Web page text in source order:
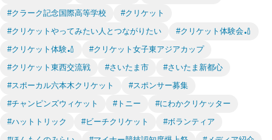
#クラーク記念国際高等学校
#クリケット
#クリケットやってみたい人とつながりたい
#クリケット体験会🏏
#クリケット体験🏏
#クリケット女子東アジアカップ
#クリケット東西交流戦
#さいたま市
#さいたま新都心
#スポーカル六本木クリケット
#スポンサー募集
#チャンピンズウィケット
#トニー
#にわかクリケッター
#ハットトリック
#ビーチクリケット
#ボランティア